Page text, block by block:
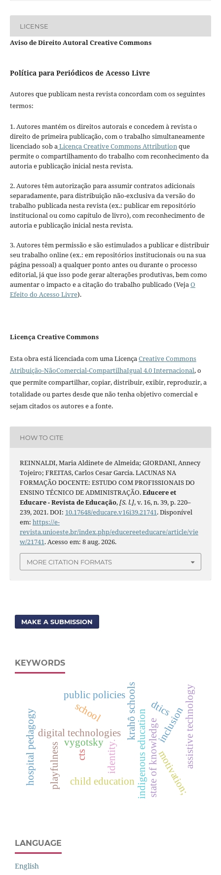
LICENSE
Aviso de Direito Autoral Creative Commons
Política para Periódicos de Acesso Livre
Autores que publicam nesta revista concordam com os seguintes
termos:
1. Autores mantém os direitos autorais e concedem à revista o
direito de primeira publicação, com o trabalho simultaneamente
licenciado sob aLicença Creative Commons Attributionque
permite o compartilhamento do trabalho com reconhecimento da
autoria e publicação inicial nesta revista.
2. Autores têm autorização para assumir contratos adicionais
separadamente, para distribuição não-exclusiva da versão do
trabalho publicada nesta revista (ex.: publicar em repositório
institucional ou como capítulo de livro), com reconhecimento de
autoria e publicação inicial nesta revista.
3. Autores têm permissão e são estimulados a publicar e distribuir
seu trabalho online (ex.: em repositórios institucionais ou na sua
página pessoal) a qualquer ponto antes ou durante o processo
editorial, já que isso pode gerar alterações produtivas, bem como
aumentar o impacto e a citação do trabalho publicado (VejaO
Efeito do Acesso Livre).
Licença Creative Commons
Esta obra está licenciada com uma LicençaCreative Commons
Atribuição-NãoComercial-CompartilhaIgual 4.0 Internacional, o
que permite compartilhar, copiar, distribuir, exibir, reproduzir, a
totalidade ou partes desde que não tenha objetivo comercial e
sejam citados os autores e a fonte.
HOW TO CITE
REINNALDI, Maria Aldinete de Almeida; GIORDANI, Annecy
Tojeiro; FREITAS, Carlos Cesar Garcia. LACUNAS NA
FORMAÇÃO DOCENTE: ESTUDO COM PROFISSIONAIS DO
ENSINO TÉCNICO DE ADMINISTRAÇÃO.Educere et
Educare - Revista de Educação,[S. l.], v. 16, n. 39, p. 220–
239, 2021. DOI: 10.17648/educare.v16i39.21741. Disponível
em: https://e-
revista.unioeste.br/index.php/educereeteducare/article/vie
w/21741. Acesso em: 8 aug. 2026.
MORE CITATION FORMATS
MAKE A SUBMISSION
KEYWORDS
indigenous education
krahô schools
identity. state of knowledge
school
digital technologies
child education
vygotsky
cts
hospital pedagogy inclusion
playfulness assistive technology
public policies
dtics
motivation;
LANGUAGE
English